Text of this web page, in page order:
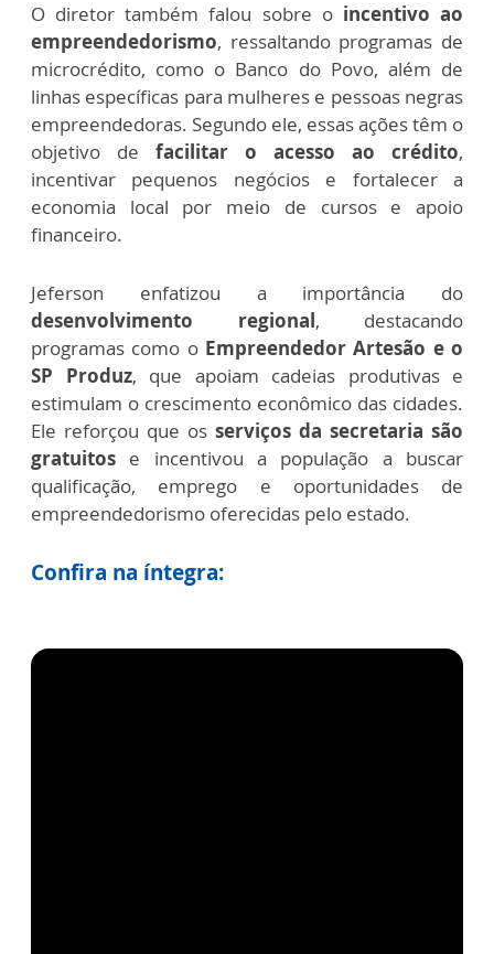
O diretor também falou sobre o incentivo ao
empreendedorismo, ressaltando programas de
microcrédito, como o Banco do Povo, além de
linhas específicas para mulheres e pessoas negras
empreendedoras. Segundo ele, essas ações têm o
objetivo de facilitar o acesso ao crédito,
incentivar pequenos negócios e fortalecer a
economia local por meio de cursos e apoio
financeiro.
Jeferson enfatizou a importância do
desenvolvimento regional, destacando
programas como o Empreendedor Artesão e o
SP Produz, que apoiam cadeias produtivas e
estimulam o crescimento econômico das cidades.
Ele reforçou que os serviços da secretaria são
gratuitos e incentivou a população a buscar
qualificação, emprego e oportunidades de
empreendedorismo oferecidas pelo estado.
Confira na íntegra: